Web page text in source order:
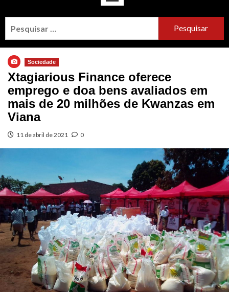
Sociedade
Xtagiarious Finance oferece
emprego e doa bens avaliados em
mais de 20 milhões de Kwanzas em
Viana
11 de abril de 2021 0